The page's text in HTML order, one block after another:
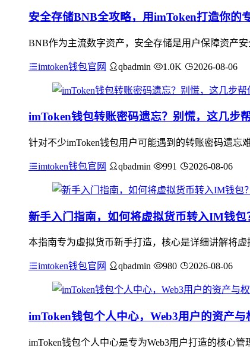
安全存储BNB全攻略，用imToken打造你的
BNB作为主流数字资产，安全存储是用户保障资产
imtoken钱包官网 qbadmin 1.0K 2026-08-06
imToken钱包转账密码遗忘？别慌，这几步
针对不少imToken钱包用户可能遇到的转账密码遗
imtoken钱包官网 qbadmin 991 2026-08-06
新手入门指南，如何将虚拟货币转入IM钱
本指南专为虚拟货币新手打造，核心是详细讲解将
imtoken钱包官网 qbadmin 980 2026-08-06
imToken钱包个人中心，Web3用户的资产
imToken钱包个人中心是专为Web3用户打造的核心